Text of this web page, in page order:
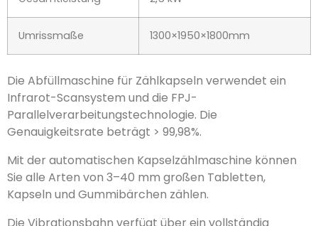
Umrissmaße 1300×1950×1800mm
Die Abfüllmaschine für Zählkapseln verwendet ein
Infrarot-Scansystem und die FPJ-
Parallelverarbeitungstechnologie. Die
Genauigkeitsrate beträgt > 99,98%.
Mit der automatischen Kapselzählmaschine können
Sie alle Arten von 3–40 mm großen Tabletten,
Kapseln und Gummibärchen zählen.
Die Vibrationsbahn verfügt über ein vollständig